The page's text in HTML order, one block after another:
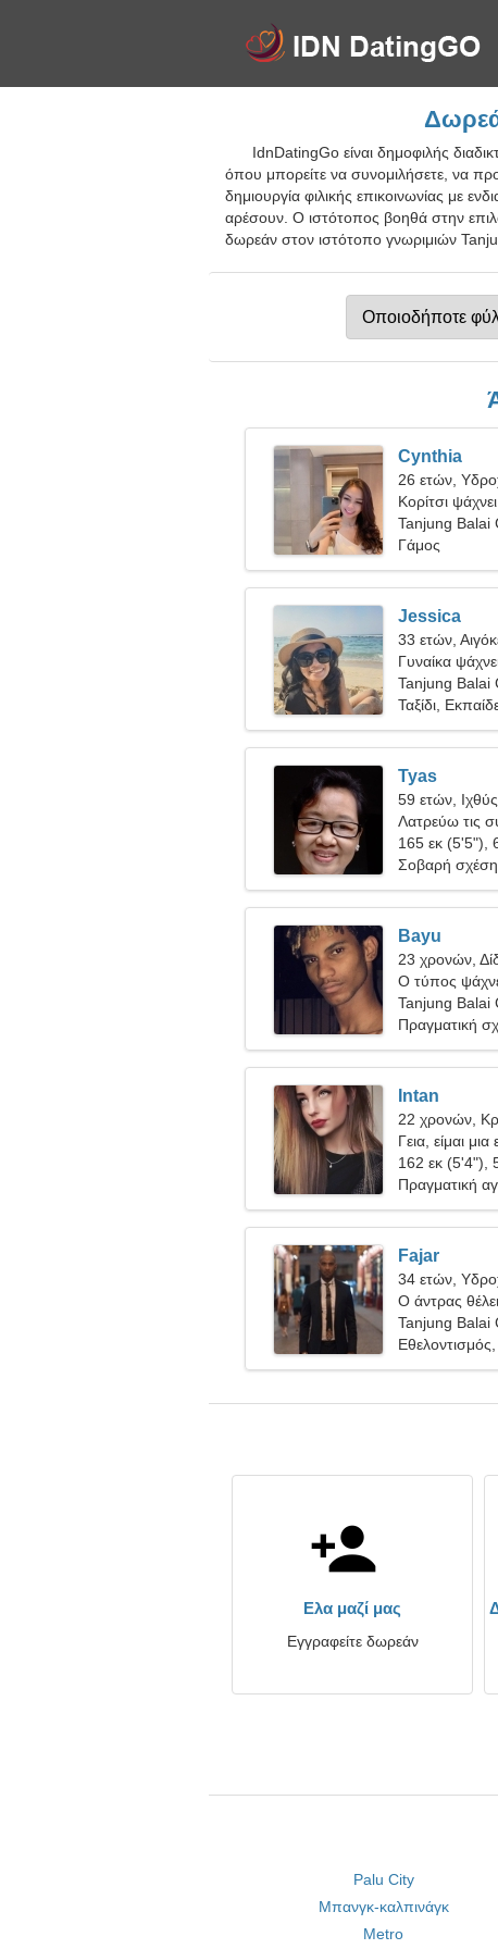
IdnDatingGo είναι δημοφιλής
όπου μπορείτε να συνομιλήσετε, να
δημιουργία φιλικής επικοινωνίας με
αρέσουν. Ο ιστότοπος βοηθά στην
δωρεάν στον ιστότοπο γνωριμιών
Cynthia
26 ετών,
Κορίτσι
Tanjung Balai
Γάμος
Jessica
33 ετών,
Γυναίκα
Tanjung Balai
Ταξίδι,
Tyas
59 ετών, Ιχθύς
Λατρεύω τις
165 εκ (5'5"),
Σοβαρή σχέση
Bayu
23 χρονών,
Ο τύπος
Tanjung Balai
Πραγματική
Intan
22 χρονών,
Γεια, είμαι μια
162 εκ (5'4"),
Πραγματική
Fajar
34 ετών,
Ο άντρας
Tanjung Balai
Ελα μαζί μας
Εγγραφείτε δωρεάν
Palu City
Μπανγκ-καλπινάγκ
Metro